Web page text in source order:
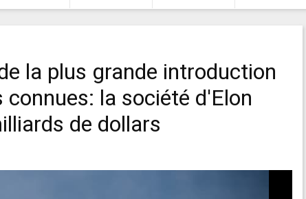
la plus grande introduction
la société d'Elon
de dollars